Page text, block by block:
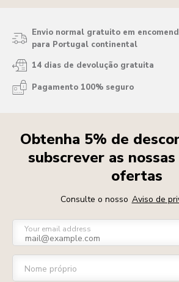
Envio normal gratuito em
para Portugal continental
14 dias de devolução gratuita
Pagamento 100% seguro
Obtenha 5% de
subscrever as
ofertas
Consulte o nosso Aviso de
Your email address
Nome próprio